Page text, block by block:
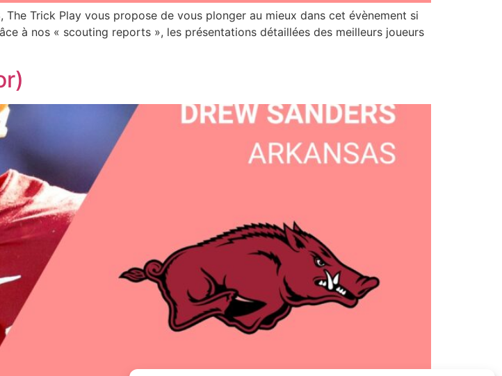
Trick Play vous propose de vous plonger au mieux dans cet évènement si
à nos « scouting reports », les présentations détaillées des meilleurs joueurs